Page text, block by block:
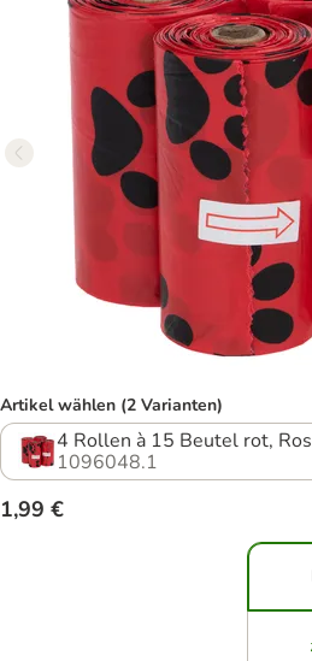
Artikel wählen (2 Varianten)
4 Rollen à 15 Beutel rot,
1096048.1
1,99 €